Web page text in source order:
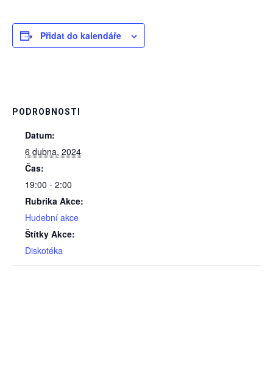
Přidat do kalendáře
PODROBNOSTI
Datum:
6 dubna, 2024
Čas:
19:00 - 2:00
Rubrika Akce:
Hudební akce
Štítky Akce:
Diskotéka